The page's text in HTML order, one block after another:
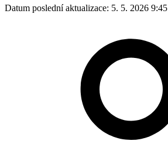
Datum poslední aktualizace: 5. 5. 2026 9:45